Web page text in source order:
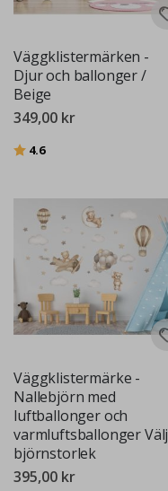
Väggklistermärken -
Djur och ballonger /
Beige
349,00 kr
Betyg:
4.6utav 5 stjärnor
Väggklistermärke -
Nallebjörn med
luftballonger och
varmluftsballonger Välj
björnstorlek
395,00 kr